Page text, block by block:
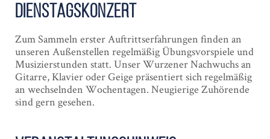
Dienstagskonzert
Zum Sammeln erster Auftrittserfahrungen finden an
unseren Außenstellen regelmäßig Übungsvorspiele und
Musizierstunden statt. Unser Wurzener Nachwuchs an
Gitarre, Klavier oder Geige präsentiert sich regelmäßig
an wechselnden Wochentagen. Neugierige Zuhörende
sind gern gesehen.